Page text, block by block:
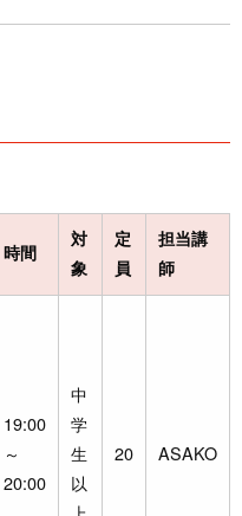
時間
対
象
定
員
担当講
師
19:00
～
20:00
中
学
生
以
20 ASAKO